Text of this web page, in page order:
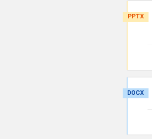
PPTX
DOCX